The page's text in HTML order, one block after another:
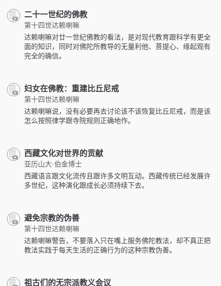
二十一世纪的佛教
第十四世达赖喇嘛
达赖喇嘛对廿一世纪佛教的看法，是对现代教育跟科学有更全
面的知识，同时对佛陀所教导的无量利他、菩提心、缘起观有
完全的确信。
妇女在佛教：重建比丘尼戒
第十四世达赖喇嘛
达赖喇嘛说，没有必要再去讨论该不该恢复比丘尼戒，而是该
怎么按照律学跟寺院规则正确地作。
西藏文化对世界的贡献
亚历山大·伯金博士
西藏语言跟文化流传且跟许多文明互动。西藏传统已经发展许
多世纪，这种演化跟成长必须持续下去。
避免宗教的伪善
第十四世达赖喇嘛
达赖喇嘛警告，不要落入只在嘴上服务佛陀教法，却不真正把
教法实践于每天生活的正确行为的这种宗教伪善。
祖古们的无宗派教义会议